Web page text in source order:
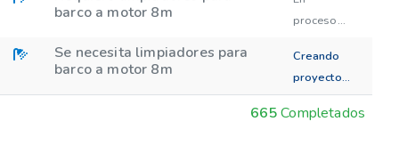
barco a motor 8m
proceso...
Se necesita limpiadores para
barco a motor 8m
Creando
proyecto...
665Completados